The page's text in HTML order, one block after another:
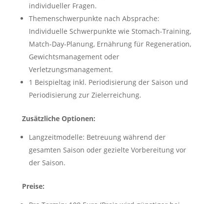
individueller Fragen.
Themenschwerpunkte nach Absprache:
Individuelle Schwerpunkte wie Stomach-Training,
Match-Day-Planung, Ernährung für Regeneration,
Gewichtsmanagement oder
Verletzungsmanagement.
1 Beispieltag inkl. Periodisierung der Saison und
Periodisierung zur Zielerreichung.
Zusätzliche Optionen:
Langzeitmodelle: Betreuung während der
gesamten Saison oder gezielte Vorbereitung vor
der Saison.
Preise: